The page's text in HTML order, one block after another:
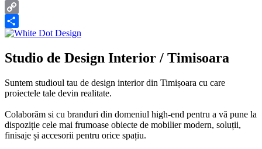
WhatsApp
Copy
Link
Partajează
Studio de Design Interior / Timisoara
Suntem studioul tau de design interior din Timișoara cu care
proiectele tale devin realitate.
Colaborăm si cu branduri din domeniul high-end pentru a vă pune la
dispoziție cele mai frumoase obiecte de mobilier modern, soluții,
finisaje și accesorii pentru orice spațiu.